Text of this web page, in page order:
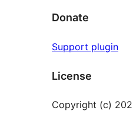
Donate
Support plugin
License
Copyright (c)